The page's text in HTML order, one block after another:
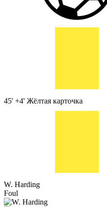
45' +4' Жёлтая карточка
W. Harding
Foul